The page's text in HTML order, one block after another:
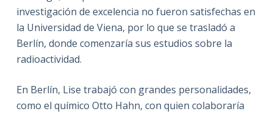
investigación de excelencia no fueron satisfechas en
la Universidad de Viena, por lo que se trasladó a
Berlín, donde comenzaría sus estudios sobre la
radioactividad.
En Berlín, Lise trabajó con grandes personalidades,
como el químico Otto Hahn, con quien colaboraría